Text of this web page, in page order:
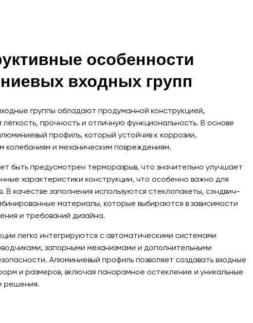
особенности
входных групп
группы обладают продуманной конструкцией,
прочность и отличную функциональность. В основе
профиль, который устойчив к коррозии,
колебаниям и механическим повреждениям.
быть предусмотрен терморазрыв, что значительно улучшает
характеристики конструкции, что особенно важно для
В качестве заполнения используются стеклопакеты, сэндвич-
материалы, которые выбираются в зависимости
и требований дизайна.
легко интегрируются с автоматическими системами
запорными механизмами и дополнительными
Алюминиевый профиль позволяет создавать входные
и размеров, включая панорамное остекление и уникальные
решения.